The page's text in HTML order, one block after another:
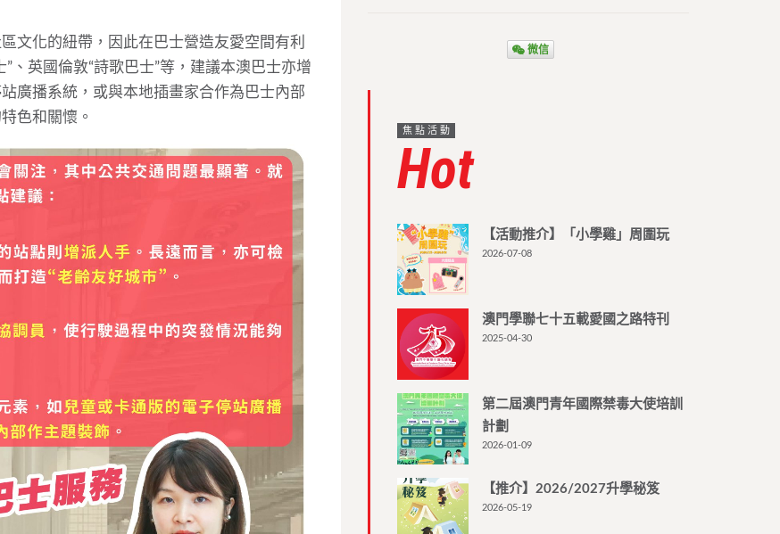
文化的紐帶，因此在巴士營造友愛空間有利
、英國倫敦“詩歌巴士”等，建議本澳巴士亦增
廣播系統，或與本地插畫家合作為巴士內部
色和關懷。
微信
焦點活動
Hot
【活動推介】「小學雞」周圍玩
2026-07-08
澳門學聯七十五載愛國之路特刊
2025-04-30
第二屆澳門青年國際禁毒大使培訓
計劃
2026-01-09
【推介】2026/2027升學秘笈
2026-05-19